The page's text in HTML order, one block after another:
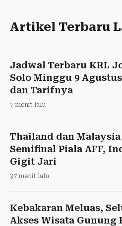
Artikel Terbaru
Jadwal Terbaru KRL
Solo Minggu 9 Agustus
dan Tarifnya
7 menit lalu
Thailand dan Malaysia
Semifinal Piala AFF,
Gigit Jari
37 menit lalu
Kebakaran Meluas,
Akses Wisata Gunung